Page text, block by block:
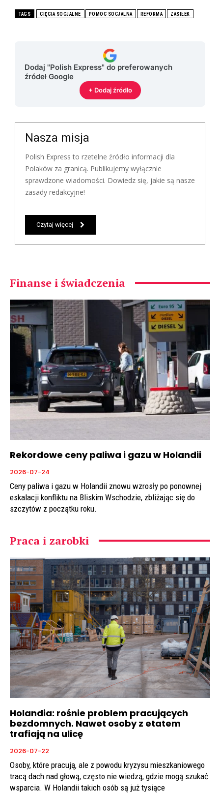
TAGS CIĘCIA SOCJALNE POMOC SOCJALNA REFORMA ZASIŁEK
Dodaj "Polish Express" do preferowanych
źródeł Google
+ Dodaj źródło
Nasza misja
Polish Express to rzetelne źródło informacji dla
Polaków za granicą. Publikujemy wyłącznie
sprawdzone wiadomości. Dowiedz się, jakie są nasze
zasady redakcyjne!
Czytaj więcej
Finanse i świadczenia
Rekordowe ceny paliwa i gazu w Holandii
2026-07-24
Ceny paliwa i gazu w Holandii znowu wzrosły po ponownej
eskalacji konfliktu na Bliskim Wschodzie, zbliżając się do
szczytów z początku roku.
Praca i zarobki
Holandia: rośnie problem pracujących
bezdomnych. Nawet osoby z etatem
trafiają na ulicę
2026-07-22
Osoby, które pracują, ale z powodu kryzysu mieszkaniowego
tracą dach nad głową, często nie wiedzą, gdzie mogą szukać
wsparcia. W Holandii takich osób są już tysiące